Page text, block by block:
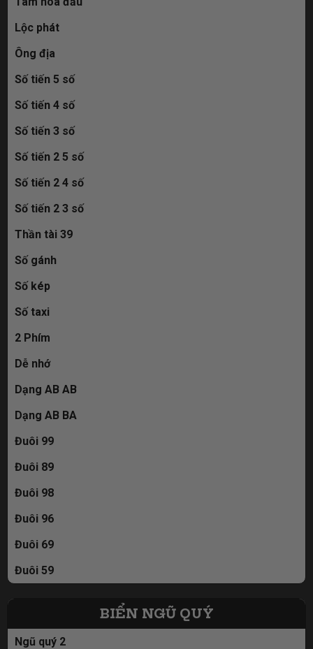
Lộc phát
Ông địa
Số tiến 5 số
Số tiến 4 số
Số tiến 3 số
Số tiến 2 5 số
Số tiến 2 4 số
Số tiến 2 3 số
Thần tài 39
Số gánh
Số kép
Số taxi
2 Phím
Dễ nhớ
Dạng AB AB
Dạng AB BA
Đuôi 99
Đuôi 89
Đuôi 98
Đuôi 96
Đuôi 69
Đuôi 59
BIỂN NGŨ QUÝ
Ngũ quý 2